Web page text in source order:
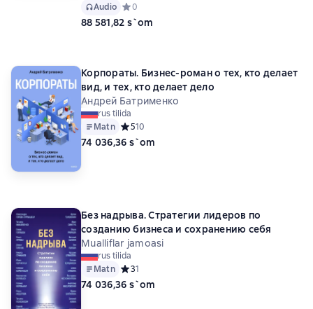
Audio Средний рейтинг 0 на основе 0 оценок
0
88 581,82 s`om
Корпораты. Бизнес-роман о тех, кто делает
вид, и тех, кто делает дело
Андрей Батрименко
rus tilida
Matn Средний рейтинг 5 на основе 10 оценок
510
74 036,36 s`om
Без надрыва. Стратегии лидеров по
созданию бизнеса и сохранению себя
Mualliflar jamoasi
rus tilida
Matn Средний рейтинг 3 на основе 1 оценок
31
74 036,36 s`om